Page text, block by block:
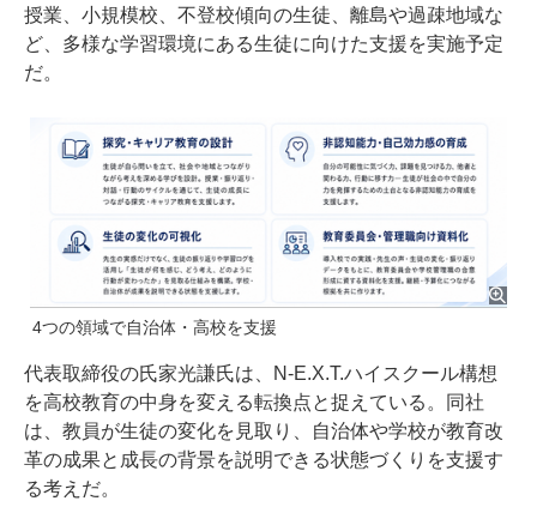
授業、小規模校、不登校傾向の生徒、離島や過疎地域な
ど、多様な学習環境にある生徒に向けた支援を実施予定
だ。
4つの領域で自治体・高校を支援
代表取締役の氏家光謙氏は、N-E.X.T.ハイスクール構想
を高校教育の中身を変える転換点と捉えている。同社
は、教員が生徒の変化を見取り、自治体や学校が教育改
革の成果と成長の背景を説明できる状態づくりを支援す
る考えだ。